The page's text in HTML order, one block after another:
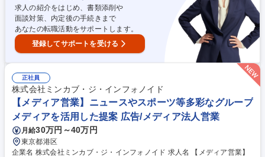
開拓・企画営業職
求人の紹介をはじめ、書類添削や
面談対策、内定後の手続きまで
あなたの転職活動をサポートします。
登録してサポートを受ける
正社員
株式会社ミンカブ・ジ・インフォノイド
【メディア営業】ニュースやスポーツ等多彩なグループ
メディアを活用した提案 広告/メディア法人営業
月給30万円～40万円
東京都港区
企業名 株式会社ミンカブ・ジ・インフォノイド 求人名 【メディア営業】